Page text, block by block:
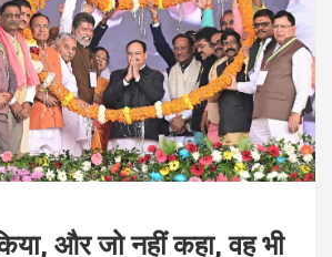
और जो नहीं कहा, वह भी